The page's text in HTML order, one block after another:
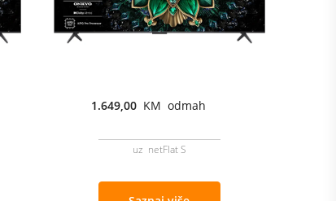
1.649,00 KM odmah
uz netFlat S